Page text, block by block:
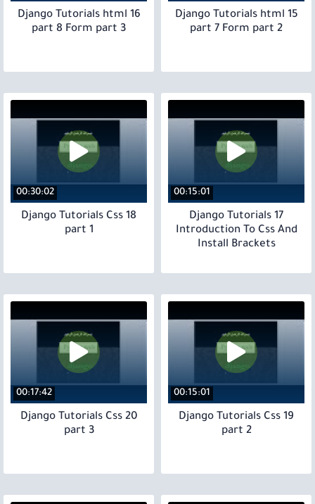
15 Django Tutorials html
part 7 Form part 2
16 Django Tutorials html
part 8 Form part 3
00:15:01
17 Django Tutorials
Introduction To Css And
Install Brackets
00:30:02
18 Django Tutorials Css
part 1
00:15:01
19 Django Tutorials Css
part 2
00:17:42
20 Django Tutorials Css
part 3